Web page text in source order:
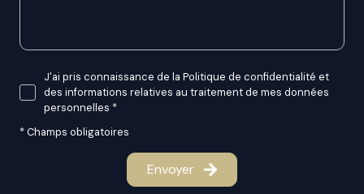
J'ai pris connaissance de la Politique de confidentialité et
des informations relatives au traitement de mes données
personnelles *
* Champs obligatoires
Envoyer